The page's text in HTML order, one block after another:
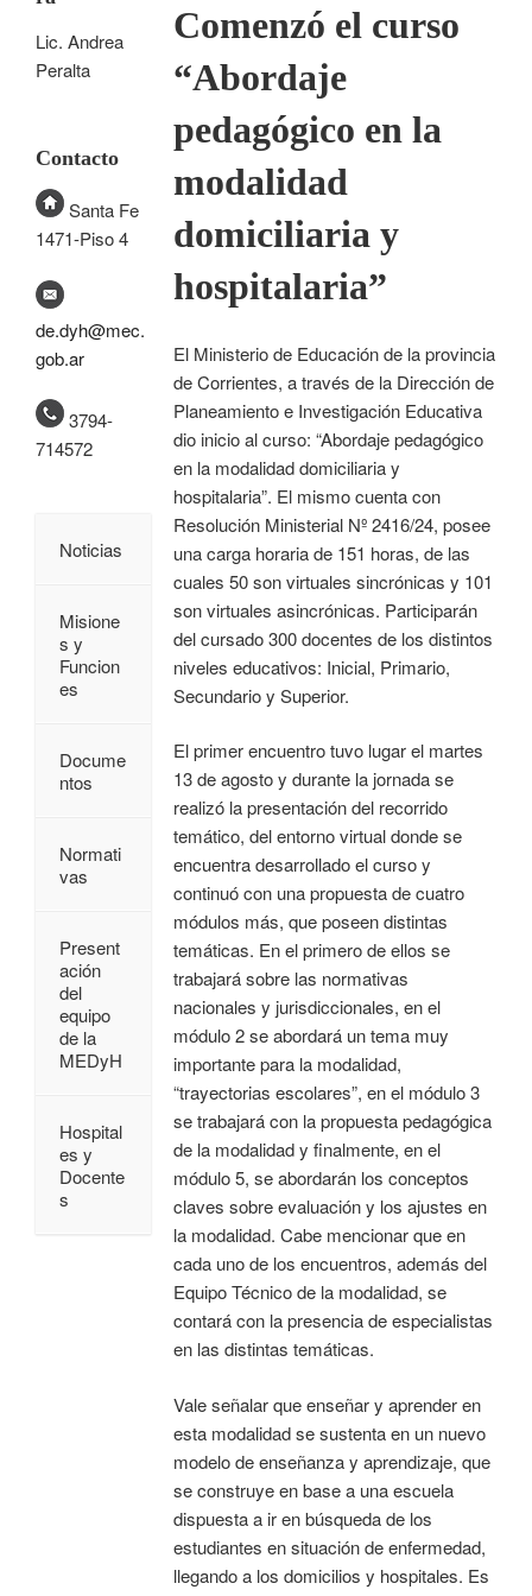
Comenzó el curso
“Abordaje
pedagógico en la
modalidad
domiciliaria y
hospitalaria”
El Ministerio de Educación de la provincia
de Corrientes, a través de la Dirección de
Planeamiento e Investigación Educativa
dio inicio al curso: “Abordaje pedagógico
en la modalidad domiciliaria y
hospitalaria”. El mismo cuenta con
Resolución Ministerial Nº 2416/24, posee
una carga horaria de 151 horas, de las
cuales 50 son virtuales sincrónicas y 101
son virtuales asincrónicas. Participarán
del cursado 300 docentes de los distintos
niveles educativos: Inicial, Primario,
Secundario y Superior.
El primer encuentro tuvo lugar el martes
13 de agosto y durante la jornada se
realizó la presentación del recorrido
temático, del entorno virtual donde se
encuentra desarrollado el curso y
continuó con una propuesta de cuatro
módulos más, que poseen distintas
temáticas. En el primero de ellos se
trabajará sobre las normativas
nacionales y jurisdiccionales, en el
módulo 2 se abordará un tema muy
importante para la modalidad,
“trayectorias escolares”, en el módulo 3
se trabajará con la propuesta pedagógica
de la modalidad y finalmente, en el
módulo 5, se abordarán los conceptos
claves sobre evaluación y los ajustes en
la modalidad. Cabe mencionar que en
cada uno de los encuentros, además del
Equipo Técnico de la modalidad, se
contará con la presencia de especialistas
en las distintas temáticas.
Vale señalar que enseñar y aprender en
esta modalidad se sustenta en un nuevo
modelo de enseñanza y aprendizaje, que
se construye en base a una escuela
dispuesta a ir en búsqueda de los
estudiantes en situación de enfermedad,
llegando a los domicilios y hospitales. Es
Lic. Andrea
Peralta
Contacto
Santa Fe
1471-Piso 4
de.dyh@mec.
gob.ar
3794-
714572
Noticias
Misione
s y
Funcion
es
Docume
ntos
Normati
vas
Present
ación
del
equipo
de la
MEDyH
Hospital
es y
Docente
s